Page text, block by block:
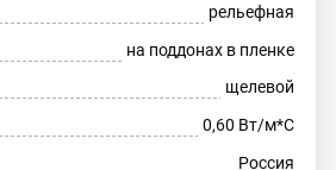
рельефная
на поддонах в пленке
щелевой
0,60 Вт/м*С
Россия